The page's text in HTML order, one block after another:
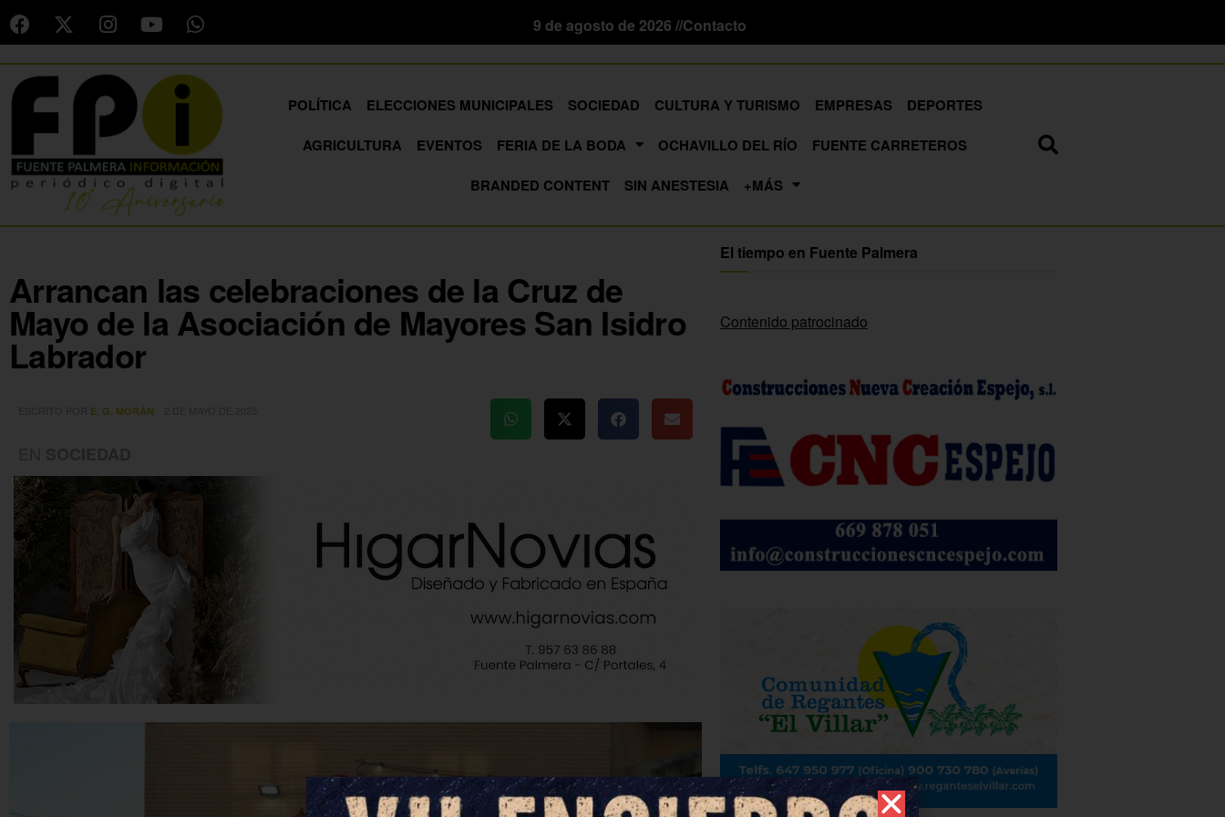
9 de agosto de 2026 //Contacto
POLÍTICA ELECCIONES MUNICIPALES SOCIEDAD CULTURA Y TURISMO EMPRESAS
DEPORTES
AGRICULTURA
EVENTOS FERIA DE LA BODA OCHAVILLO DEL RÍO
FUENTE CARRETEROS
BRANDED CONTENT
SIN ANESTESIA +MÁS
Arrancan las celebraciones de la Cruz de
Mayo de la Asociación de Mayores San Isidro
Labrador
E. G. MORÁN
El tiempo en Fuente Palmera
Contenido patrocinado